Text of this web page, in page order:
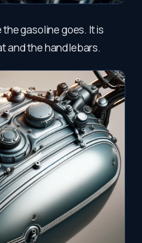
the gasoline goes. It is
and the handlebars.